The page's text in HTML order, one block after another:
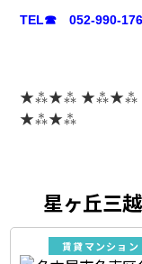
TEL☎ 052-990-
★⁂★⁂
★⁂★⁂
星ヶ丘三
賃貸マンション